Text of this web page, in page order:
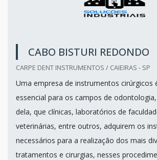
CABO BISTURI REDONDO
CARPE DENT INSTRUMENTOS / CAIEIRAS - SP
Uma empresa de instrumentos cirúrgicos
essencial para os campos de
dela, que clínicas, laboratórios de
veterinárias, entre outros, adquirem os
necessários para a realização dos mais
tratamentos e cirurgias, nesses